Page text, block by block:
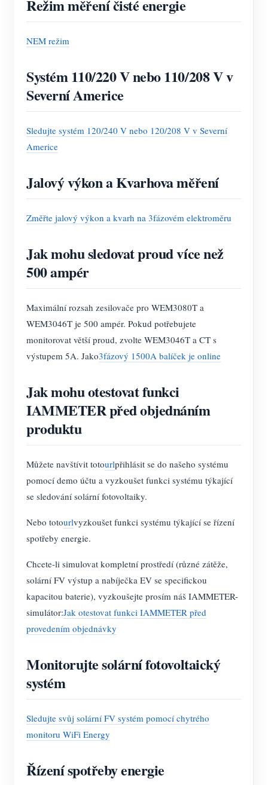
Režim měření čisté energie
NEM režim
Systém 110/220 V nebo 110/208 V v
Severní Americe
Sledujte systém 120/240 V nebo 120/208 V v Severní
Americe
Jalový výkon a Kvarhova měření
Změřte jalový výkon a kvarh na 3fázovém elektroměru
Jak mohu sledovat proud více než
500 ampér
Maximální rozsah zesilovače pro WEM3080T a
WEM3046T je 500 ampér. Pokud potřebujete
monitorovat větší proud, zvolte WEM3046T a CT s
výstupem 5A. Jako3fázový 1500A balíček je online
Jak mohu otestovat funkci
IAMMETER před objednáním
produktu
Můžete navštívit totourlpřihlásit se do našeho systému
pomocí demo účtu a vyzkoušet funkci systému týkající
se sledování solární fotovoltaiky.
Nebo totourlvyzkoušet funkci systému týkající se řízení
spotřeby energie.
Chcete-li simulovat kompletní prostředí (různé zátěže,
solární FV výstup a nabíječka EV se specifickou
kapacitou baterie), vyzkoušejte prosím náš IAMMETER-
simulátor:Jak otestovat funkci IAMMETER před
provedením objednávky
Monitorujte solární fotovoltaický
systém
Sledujte svůj solární FV systém pomocí chytrého
monitoru WiFi Energy
Řízení spotřeby energie